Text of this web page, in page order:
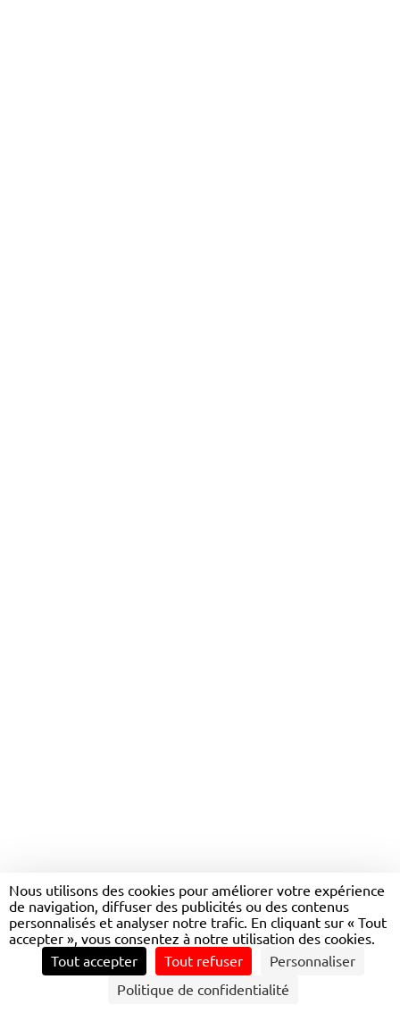
Nous utilisons des cookies pour améliorer votre expérience
de navigation, diffuser des publicités ou des contenus
personnalisés et analyser notre trafic. En cliquant sur « Tout
accepter », vous consentez à notre utilisation des cookies.
Tout accepter
Tout refuser
Personnaliser
Politique de confidentialité